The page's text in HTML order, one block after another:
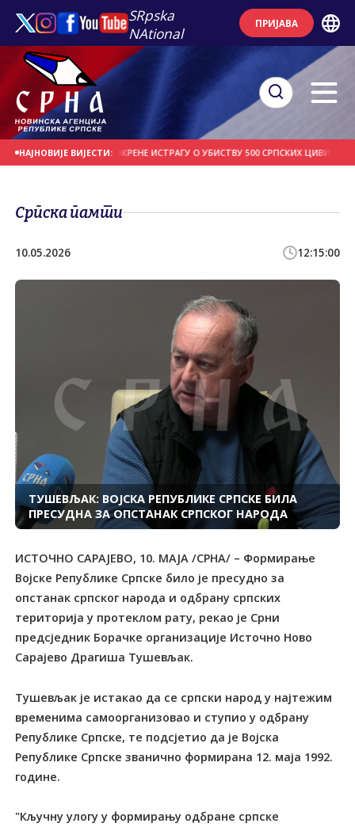
SRpska
NAtional
ПРИЈАВА
НАЈНОВИЈЕ ВИЈЕСТИ:
У БЕОГРАДУ ДА ПОКРЕНЕ ИСТРАГУ О УБИСТВУ 500 СРПСКИХ ЦИВИЛА НА
Српска памти
10.05.2026 12:15:00
ТУШЕВЉАК: ВОЈСКА РЕПУБЛИКЕ СРПСКЕ БИЛА
ПРЕСУДНА ЗА ОПСТАНАК СРПСКОГ НАРОДА
ИСТОЧНО САРАЈЕВО, 10. МАЈА /СРНА/ – Формирање
Војске Републике Српске било је пресудно за
опстанак српског народа и одбрану српских
територија у протеклом рату, рекао је Срни
предсједник Борачке организације Источно Ново
Сарајево Драгиша Тушевљак.
Тушевљак је истакао да се српски народ у најтежим
временима самоорганизовао и ступио у одбрану
Републике Српске, те подсјетио да је Војска
Републике Српске званично формирана 12. маја 1992.
године.
"Кључну улогу у формирању одбране српске